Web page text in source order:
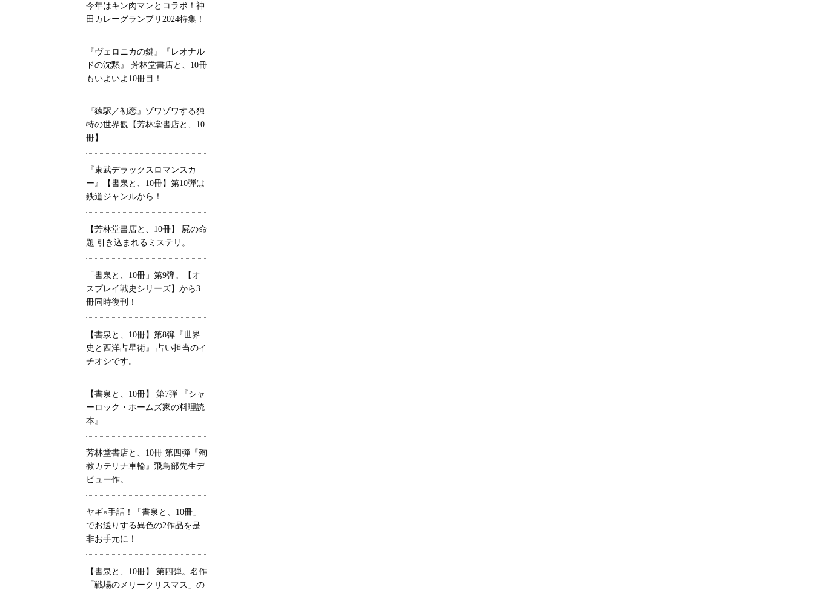
今年はキン肉マンとコラボ！神
田カレーグランプリ2024特集！
『ヴェロニカの鍵』『レオナル
ドの沈黙』 芳林堂書店と、10冊
もいよいよ10冊目！
『猿駅／初恋』ゾワゾワする独
特の世界観【芳林堂書店と、10
冊】
『東武デラックスロマンスカ
ー』【書泉と、10冊】第10弾は
鉄道ジャンルから！
【芳林堂書店と、10冊】 屍の命
題 引き込まれるミステリ。
「書泉と、10冊」第9弾。【オ
スプレイ戦史シリーズ】から3
冊同時復刊！
【書泉と、10冊】第8弾『世界
史と西洋占星術』 占い担当のイ
チオシです。
【書泉と、10冊】 第7弾 『シャ
ーロック・ホームズ家の料理読
本』
芳林堂書店と、10冊 第四弾『殉
教カテリナ車輪』飛鳥部先生デ
ビュー作。
ヤギ×手話！「書泉と、10冊」
でお送りする異色の2作品を是
非お手元に！
【書泉と、10冊】 第四弾。名作
「戦場のメリークリスマス」の